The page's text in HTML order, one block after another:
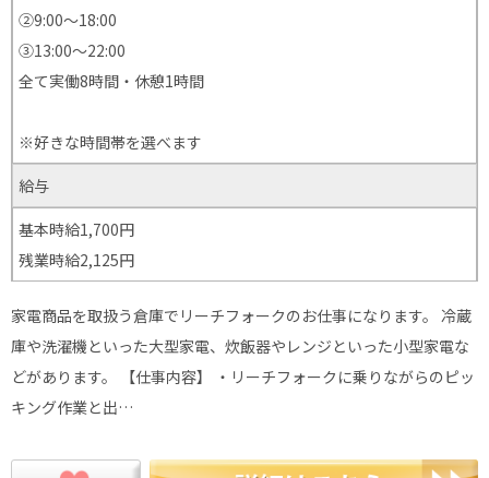
②9:00～18:00
③13:00〜22:00
全て実働8時間・休憩1時間
※好きな時間帯を選べます
給与
基本時給1,700円
残業時給2,125円
家電商品を取扱う倉庫でリーチフォークのお仕事になります。 冷蔵
庫や洗濯機といった大型家電、炊飯器やレンジといった小型家電な
どがあります。 【仕事内容】 ・リーチフォークに乗りながらのピッ
キング作業と出…